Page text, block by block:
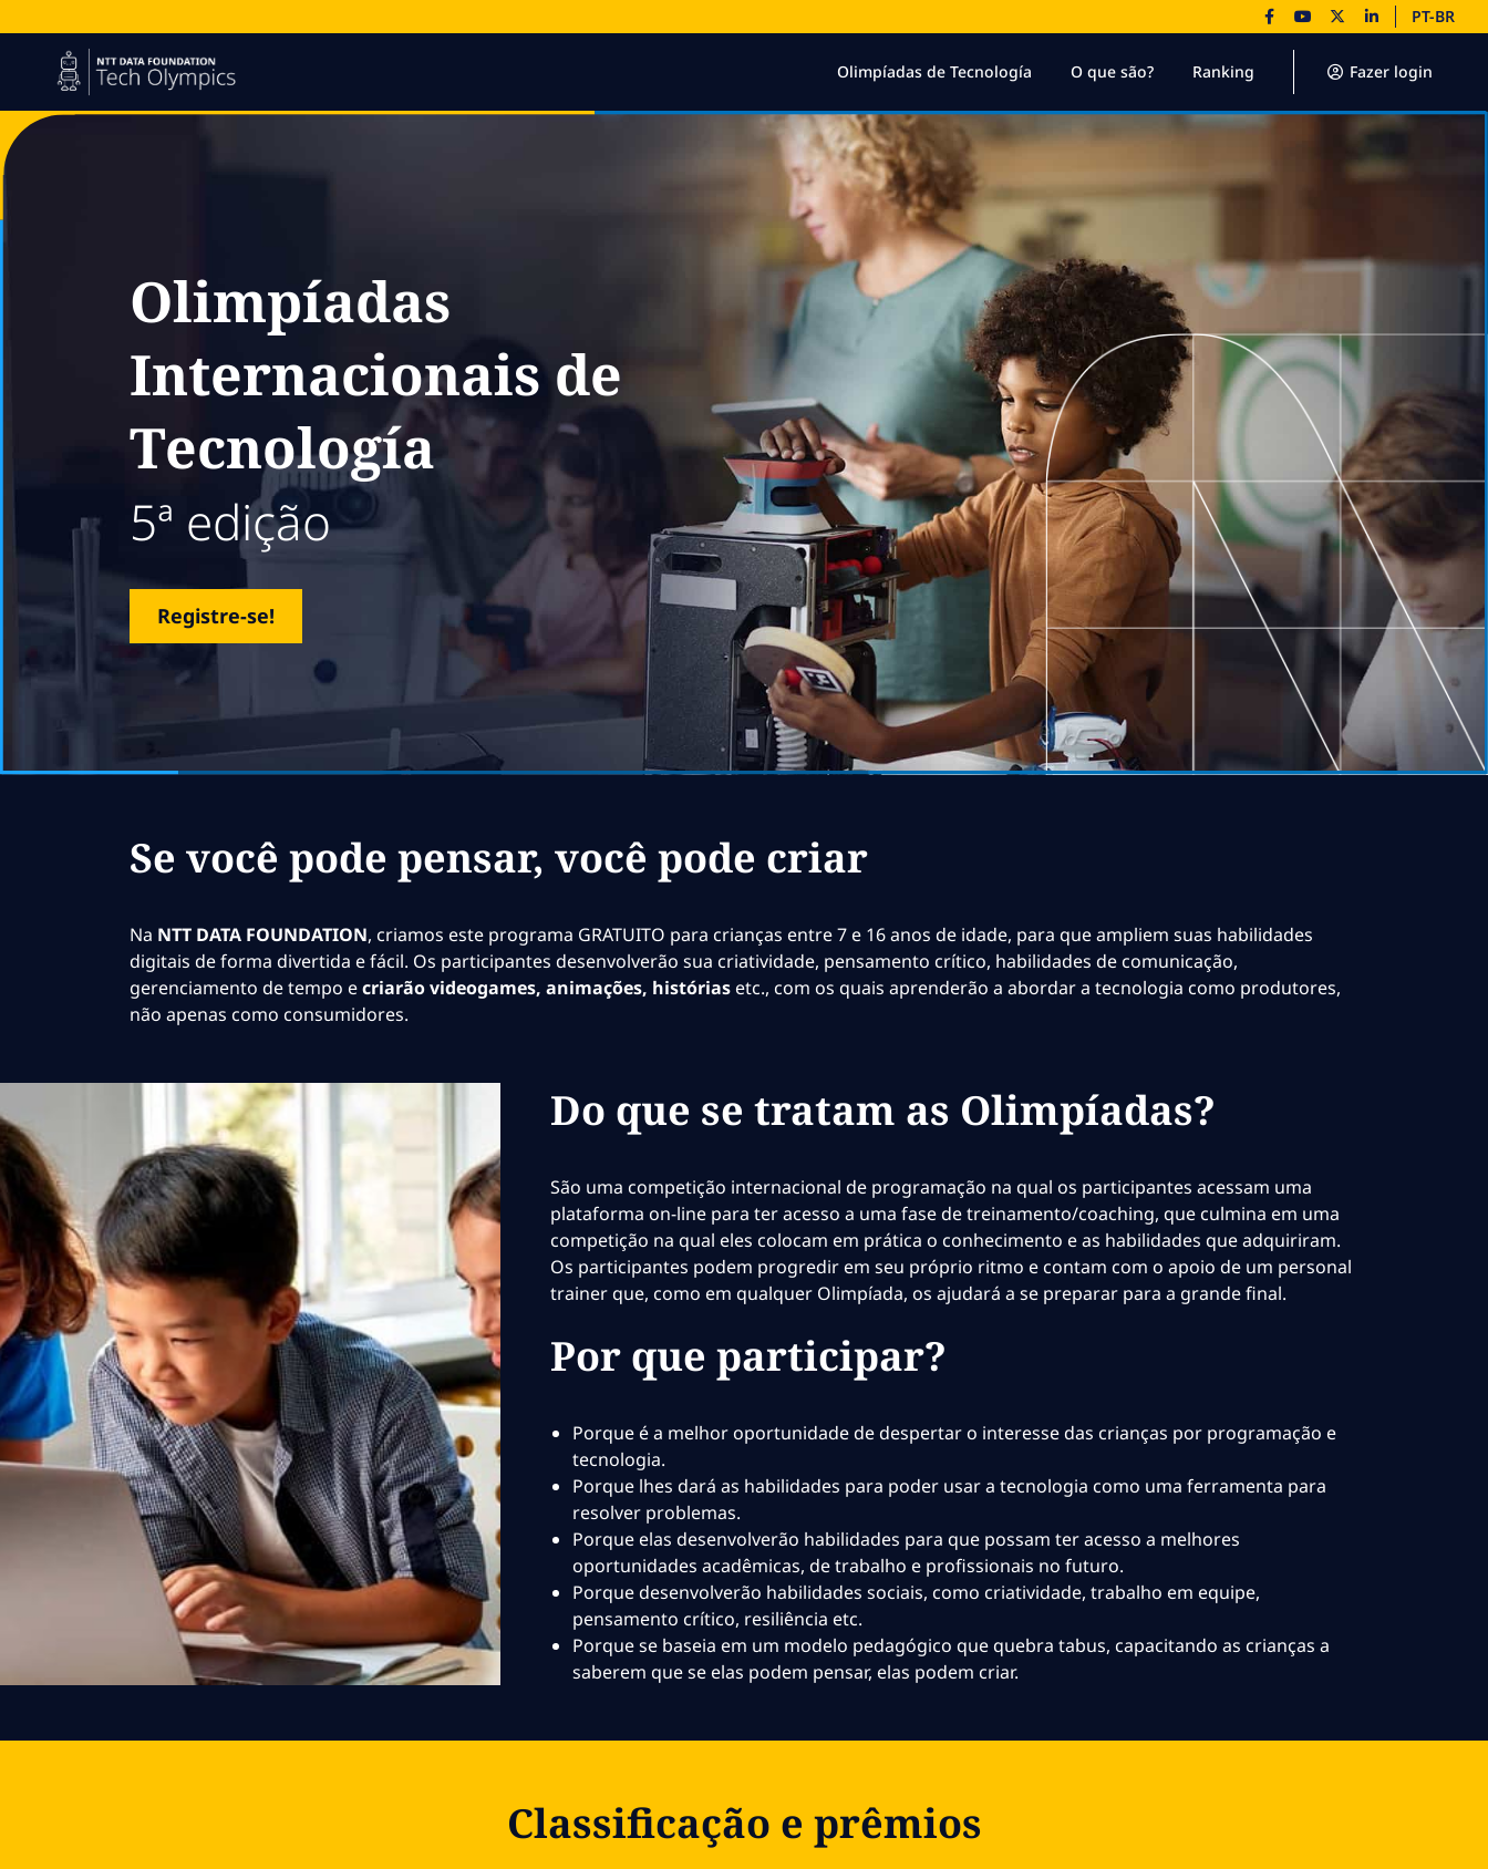
PT-BR
Olimpíadas de Tecnología O que são? Ranking Fazer login
Olimpíadas
Internacionais de
Tecnología
5ª edição
Registre-se!
Se você pode pensar, você pode criar
Na NTT DATA FOUNDATION, criamos este programa GRATUITO para crianças entre 7 e 16 anos de idade, para que ampliem suas habilidades
digitais de forma divertida e fácil. Os participantes desenvolverão sua criatividade, pensamento crítico, habilidades de comunicação,
gerenciamento de tempo ecriarão videogames, animações, histórias etc., com os quais aprenderão a abordar a tecnologia como produtores,
não apenas como consumidores.
Do que se tratam as Olimpíadas?
São uma competição internacional de programação na qual os participantes acessam uma
plataforma on-line para ter acesso a uma fase de treinamento/coaching, que culmina em uma
competição na qual eles colocam em prática o conhecimento e as habilidades que adquiriram.
Os participantes podem progredir em seu próprio ritmo e contam com o apoio de um personal
trainer que, como em qualquer Olimpíada, os ajudará a se preparar para a grande final.
Por que participar?
Porque é a melhor oportunidade de despertar o interesse das crianças por programação e
tecnologia.
Porque lhes dará as habilidades para poder usar a tecnologia como uma ferramenta para
resolver problemas.
Porque elas desenvolverão habilidades para que possam ter acesso a melhores
oportunidades acadêmicas, de trabalho e profissionais no futuro.
Porque desenvolverão habilidades sociais, como criatividade, trabalho em equipe,
pensamento crítico, resiliência etc.
Porque se baseia em um modelo pedagógico que quebra tabus, capacitando as crianças a
saberem que se elas podem pensar, elas podem criar.
Classificação e prêmios